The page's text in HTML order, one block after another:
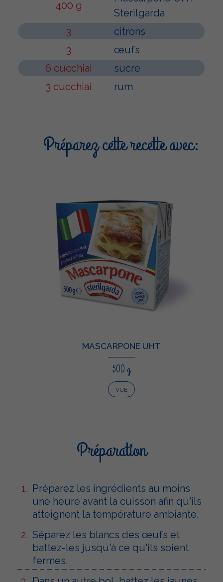
400 g
Sterilgarda
3
citrons
3
œufs
6 cucchiai
sucre
3 cucchiai
rum
Préparez cette recette avec:
MASCARPONE UHT
500 g
VUE
Préparation
Préparez les ingrédients au moins
une heure avant la cuisson afin qu'ils
atteignent la température ambiante.
Séparez les blancs des œufs et
battez-les jusqu'à ce qu'ils soient
fermes.